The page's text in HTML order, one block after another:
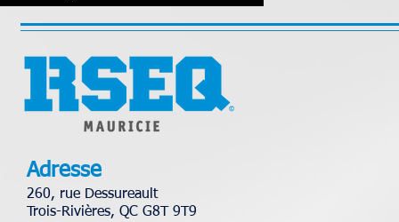
Adresse
260, rue Dessureault
Trois-Rivières, QC G8T 9T9